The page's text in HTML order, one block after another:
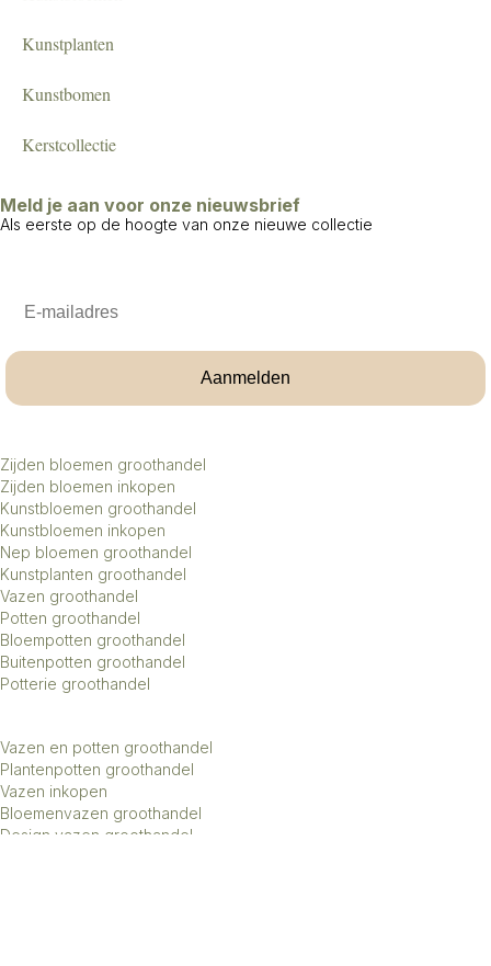
Kunstplanten
Kunstbomen
Kerstcollectie
Meld je aan voor onze nieuwsbrief
Als eerste op de hoogte van onze nieuwe collectie
Aanmelden
Zijden bloemen groothandel
Zijden bloemen inkopen
Kunstbloemen groothandel
Kunstbloemen inkopen
Nep bloemen groothandel
Kunstplanten groothandel
Vazen groothandel
Potten groothandel
Bloempotten groothandel
Buitenpotten groothandel
Potterie groothandel
Vazen en potten groothandel
Plantenpotten groothandel
Vazen inkopen
Bloemenvazen groothandel
Design vazen groothandel